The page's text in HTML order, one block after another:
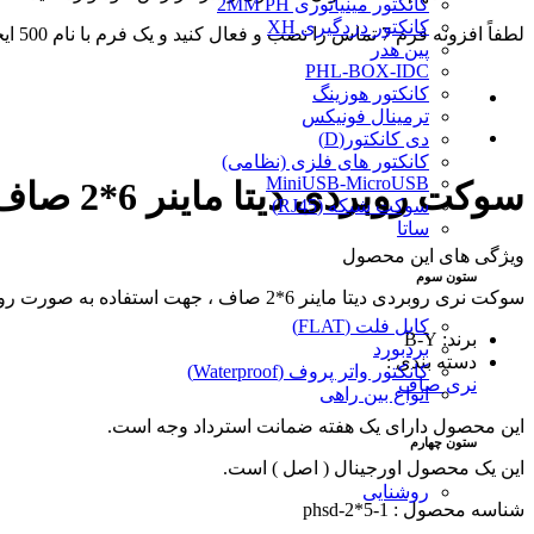
کانکتور دزدگیری XH
پین هدر
PHL-BOX-IDC
کانکتور هوزینگ
ترمینال فونیکس
دی کانکتور(D)
کانکتور های فلزی (نظامی)
MiniUSB-MicroUSB
سوکت شبکه (RJ45)
ساتا
ستون سوم
کابل فلت (FLAT)
بردبورد
کانکتور واتر پروف (Waterproof)
انواع بین راهی
ستون چهارم
روشنایی
لطفاً افزونه فرم 7 تماس را نصب و فعال کنید و یک فرم با نام 500 ایجاد کنید.
سوکت روبردی دیتا ماینر 6*2 صاف
ویژگی های این محصول
سوکت نری روبردی دیتا ماینر 6*2 صاف ، جهت استفاده به صورت روبردی برای اتصال کابل فلت ماینر.
برند: B-Y
دسته بندی :
نری صاف
این محصول دارای یک هفته ضمانت استرداد وجه است.
این یک محصول اورجینال ( اصل ) است.
شناسه محصول : phsd-2*5-1